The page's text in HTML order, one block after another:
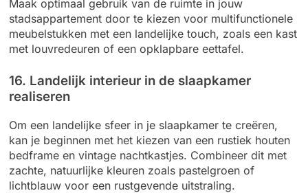
Maak optimaal gebruik van de ruimte in jouw
stadsappartement door te kiezen voor multifunctionele
meubelstukken met een landelijke touch, zoals een kast
met louvredeuren of een opklapbare eettafel.
16. Landelijk interieur in de slaapkamer
realiseren
Om een landelijke sfeer in je slaapkamer te creëren,
kan je beginnen met het kiezen van een rustiek houten
bedframe en vintage nachtkastjes. Combineer dit met
zachte, natuurlijke kleuren zoals pastelgroen of
lichtblauw voor een rustgevende uitstraling.